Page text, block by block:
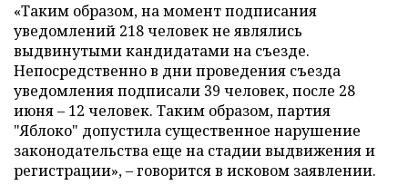
«Таким образом, на момент подписания
уведомлений 218 человек не являлись
выдвинутыми кандидатами на съезде.
Непосредственно в дни проведения съезда
уведомления подписали 39 человек, после 28
июня – 12 человек. Таким образом, партия
"Яблоко" допустила существенное нарушение
законодательства еще на стадии выдвижения и
регистрации», – говорится в исковом заявлении.